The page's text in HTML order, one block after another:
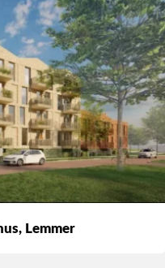
Lemmer